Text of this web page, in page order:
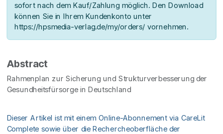
sofort nach dem Kauf/Zahlung möglich. Den Download
können Sie in Ihrem Kundenkonto unter
https://hpsmedia-verlag.de/my/orders/ vornehmen.
Abstract
Rahmenplan zur Sicherung und Strukturverbesserung der
Gesundheitsfürsorge in Deutschland
Dieser Artikel ist mit einem Online-Abonnement via CareLit
Complete sowie über die Rechercheoberfläche der